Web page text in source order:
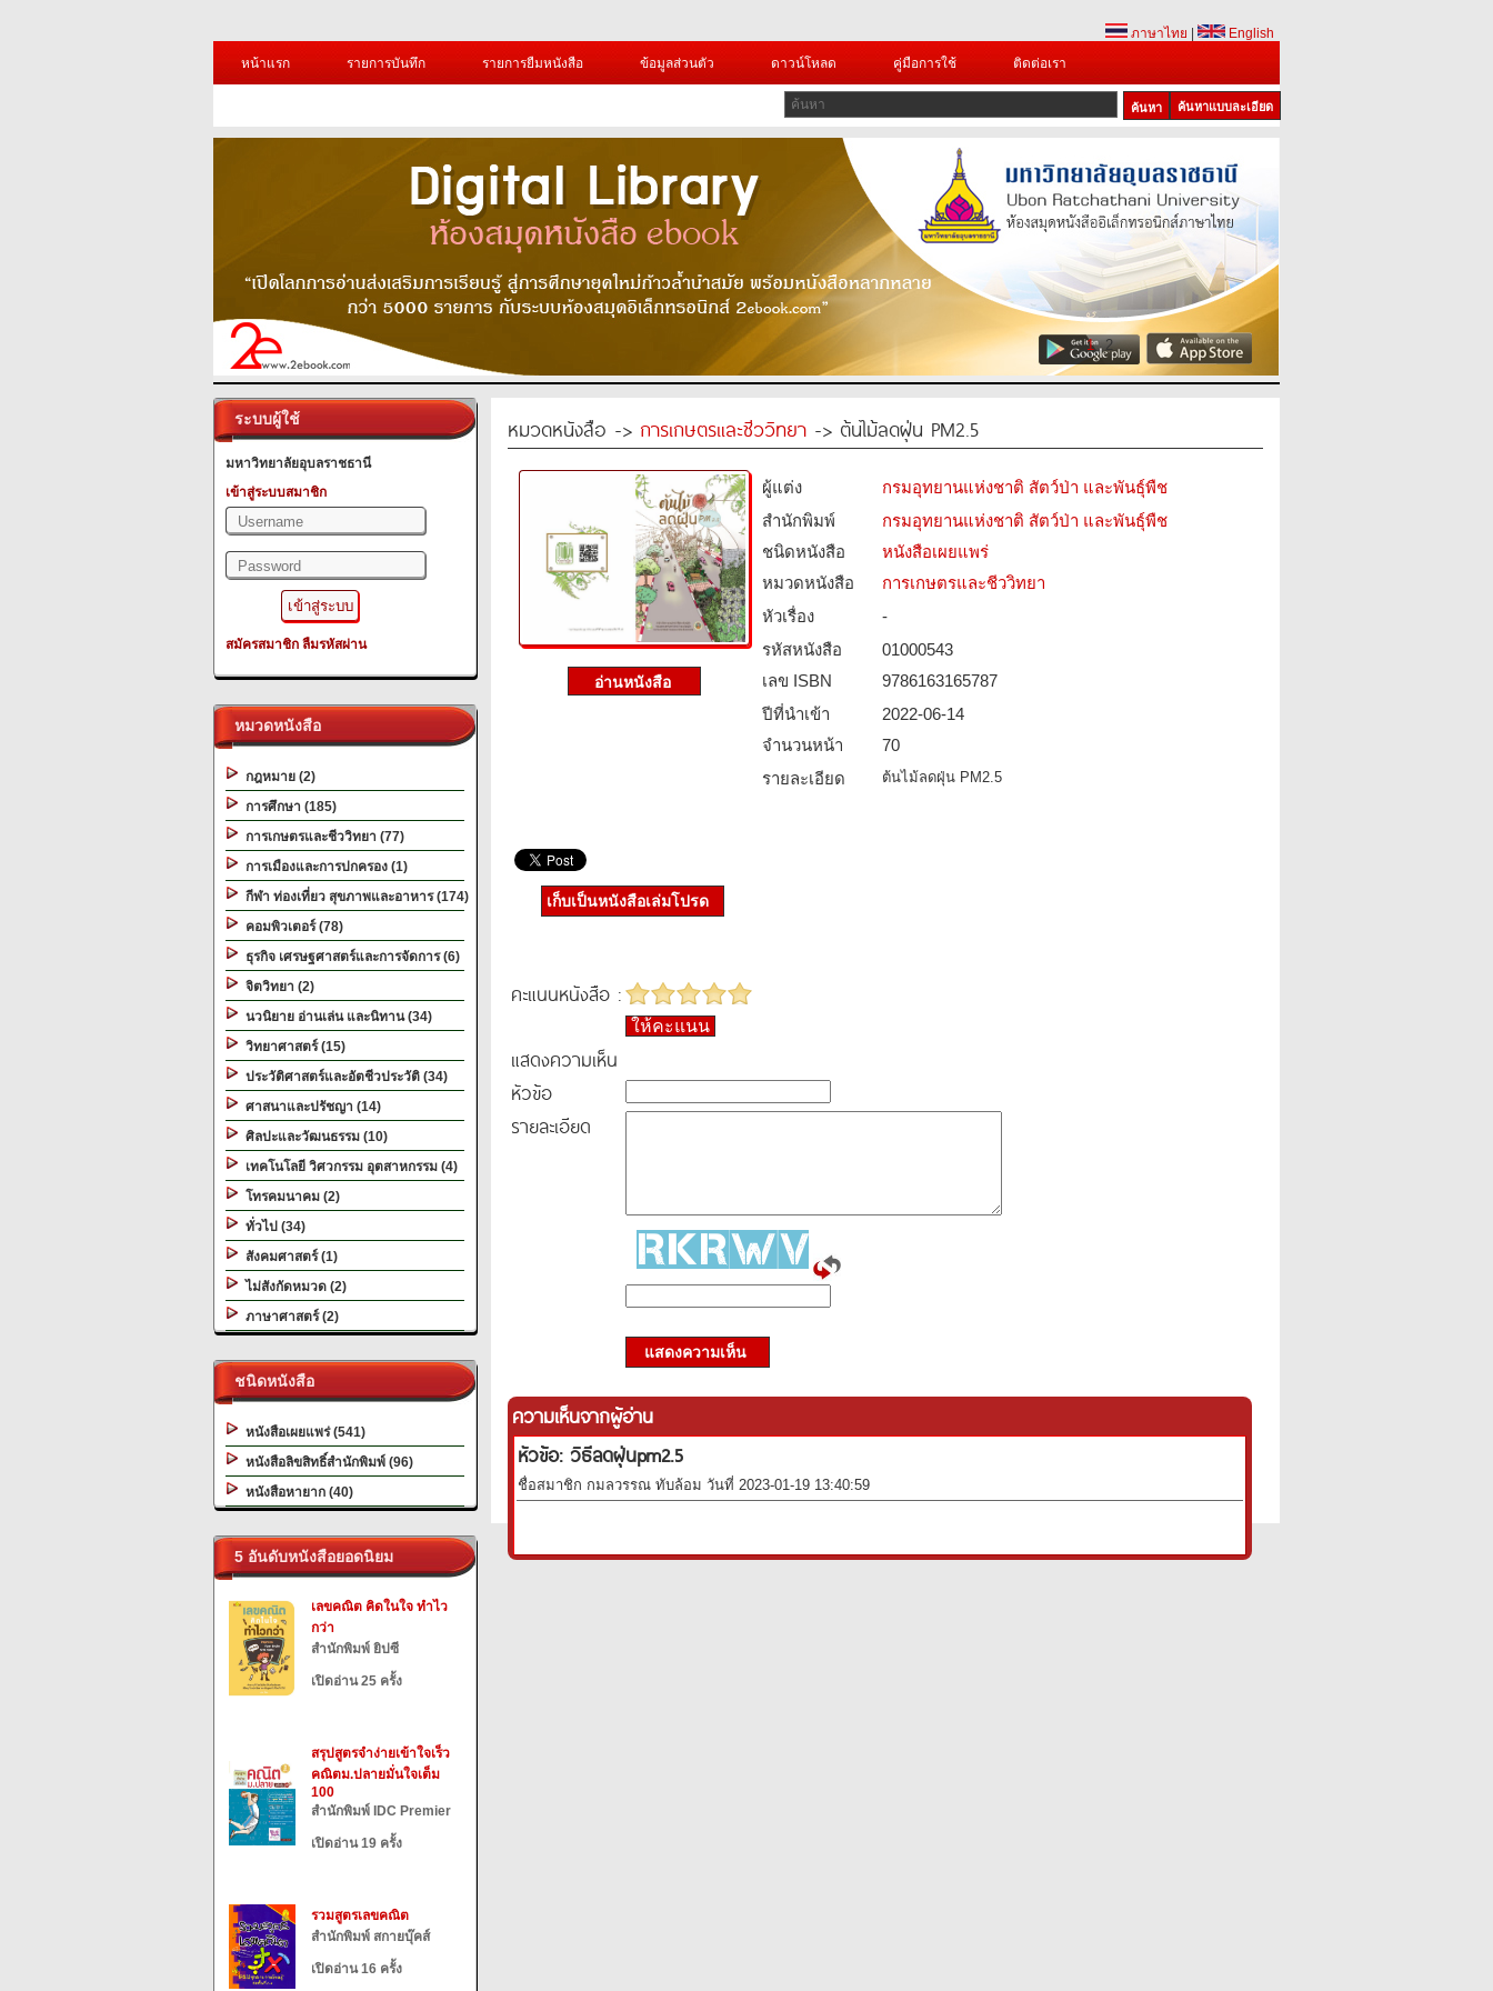
ภาษาไทย
English
หน้าแรก
รายการบันทึก รายการยืมหนังสือ ข้อมูลส่วนตัว ดาวน์โหลด คู่มือการใช้ ติดต่อเรา
ค้นหาแบบละเอียด
1 2
ระบบผู้ใช้
มหาวิทยาลัยอุบลราชธานี
เข้าสู่ระบบสมาชิก
สมัครสมาชิก ลืมรหัสผ่าน
หมวดหนังสือ
กฎหมาย (2)
การศึกษา (185)
การเกษตรและชีววิทยา (77)
การเมืองและการปกครอง (1)
กีฬา ท่องเที่ยว สุขภาพและอาหาร (174)
คอมพิวเตอร์ (78)
ธุรกิจ เศรษฐศาสตร์และการจัดการ (6)
จิตวิทยา (2)
นวนิยาย อ่านเล่น และนิทาน (34)
วิทยาศาสตร์ (15)
ประวัติศาสตร์และอัตชีวประวัติ (34)
ศาสนาและปรัชญา (14)
ศิลปะและวัฒนธรรม (10)
เทคโนโลยี วิศวกรรม อุตสาหกรรม (4)
โทรคมนาคม (2)
ทั่วไป (34)
สังคมศาสตร์ (1)
ไม่สังกัดหมวด (2)
ภาษาศาสตร์ (2)
ชนิดหนังสือ
หนังสือเผยแพร่ (541)
หนังสือลิขสิทธิ์สำนักพิมพ์ (96)
หนังสือหายาก (40)
5 อันดับหนังสือยอดนิยม
เลขคณิต คิดในใจ ทำไว
กว่า
สำนักพิมพ์ ยิปซี
เปิดอ่าน 25 ครั้ง
สรุปสูตรจำง่ายเข้าใจเร็ว
คณิตม.ปลายมั่นใจเต็ม
100
สำนักพิมพ์ IDC Premier
เปิดอ่าน 19 ครั้ง
รวมสูตรเลขคณิต
สำนักพิมพ์ สกายบุ๊คส์
เปิดอ่าน 16 ครั้ง
หมวดหนังสือ -> การเกษตรและชีววิทยา -> ต้นไม้ลดฝุ่น PM2.5
ผู้แต่ง
กรมอุทยานแห่งชาติ สัตว์ป่า และพันธุ์พืช
สำนักพิมพ์
กรมอุทยานแห่งชาติ สัตว์ป่า และพันธุ์พืช
ชนิดหนังสือ­
หนังสือเผยแพร่
หมวดหนังสือ­
การเกษตรและชีววิทยา
หัวเรื่อง
-
รหัสหนังสือ­
01000543
เลข ISBN
9786163165787
ปีที่นำเข้า
2022-06-14
จำนวนหน้า
70
รายละเอียด
ต้นไม้ลดฝุ่น PM2.5
เก็บเป็นหนังสือเล่มโปรด
คะแนนหนังสือ :
ให้คะแนน
แสดงความเห็น
หัวข้อ
รายละเอียด
แสดงความเห็น
ความเห็นจากผู้อ่าน
หัวข้อ: วิธีลดฝุ่นpm2.5
ชื่อสมาชิก กมลวรรณ ทับล้อม วันที่ 2023-01-19 13:40:59